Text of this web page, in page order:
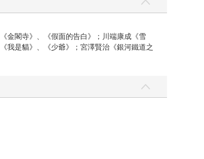
金閣寺》、《假面的告白》；川端康成《雪
我是貓》、《少爺》；宮澤賢治《銀河鐵道之